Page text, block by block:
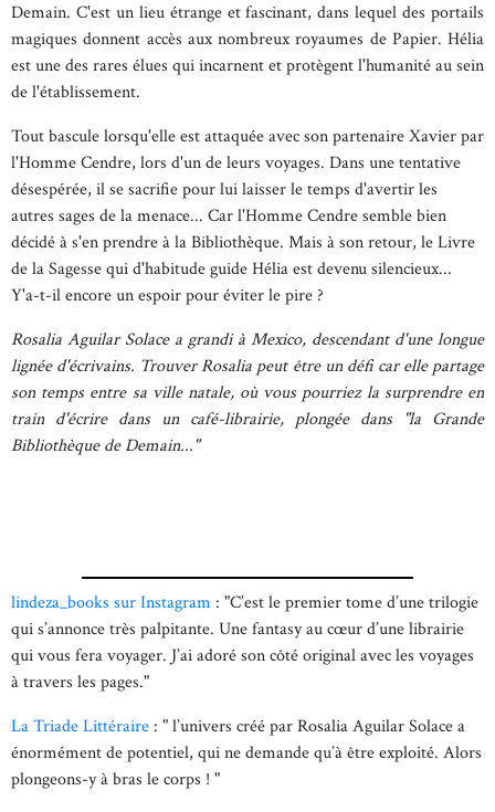
Demain. C'est un lieu étrange et fascinant, dans lequel des portails
magiques donnent accès aux nombreux royaumes de Papier. Hélia
est une des rares élues qui incarnent et protègent l'humanité au sein
de l'établissement.
Tout bascule lorsqu'elle est attaquée avec son partenaire Xavier par
l'Homme Cendre, lors d'un de leurs voyages. Dans une tentative
désespérée, il se sacrifie pour lui laisser le temps d'avertir les
autres sages de la menace... Car l'Homme Cendre semble bien
décidé à s'en prendre à la Bibliothèque. Mais à son retour, le Livre
de la Sagesse qui d'habitude guide Hélia est devenu silencieux...
Y'a-t-il encore un espoir pour éviter le pire ?
Rosalia Aguilar Solace a grandi à Mexico, descendant d'une longue
lignée d'écrivains. Trouver Rosalia peut être un défi car elle partage
son temps entre sa ville natale, où vous pourriez la surprendre en
train d'écrire dans un café-librairie, plongée dans "la Grande
Bibliothèque de Demain..."
lindeza_books sur Instagram : "C’est le premier tome d’une trilogie
qui s’annonce très palpitante. Une fantasy au cœur d’une librairie
qui vous fera voyager. J’ai adoré son côté original avec les voyages
à travers les pages."
La Triade Littéraire : " l’univers créé par Rosalia Aguilar Solace a
énormément de potentiel, qui ne demande qu’à être exploité. Alors
plongeons-y à bras le corps ! "